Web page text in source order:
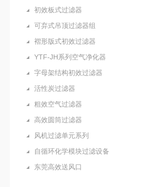
初效板式过滤器
可弃式吊顶过滤器组
褶形版式初效过滤器
YTF-JH系列空气净化器
字母架结构初效过滤器
活性炭过滤器
粗效空气过滤器
高效圆筒过滤器
风机过滤单元系列
自循环化学模块过滤设备
东莞高效送风口